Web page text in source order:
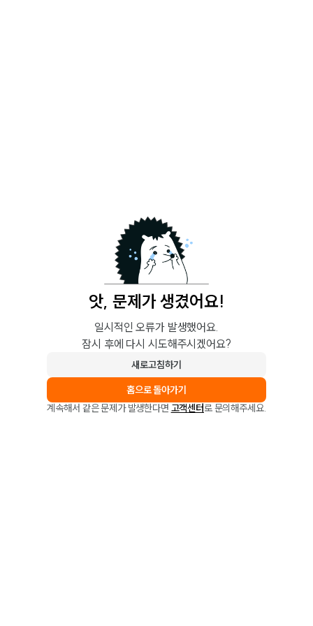
앗, 문제가 생겼어요!
일시적인 오류가 발생했어요.
잠시 후에 다시 시도해주시겠어요?
새로고침하기
홈으로 돌아가기
계속해서 같은 문제가 발생한다면 고객센터로 문의해주세요.